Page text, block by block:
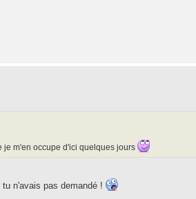
je m'en occupe d'ici quelques jours
n'avais pas demandé !